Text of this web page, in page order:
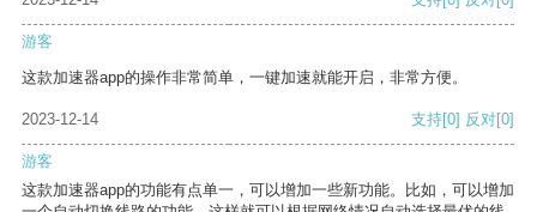
游客
这款加速器app的操作非常简单，一键加速就能开启，非常方便。
2023-12-14 支持[0] 反对[0]
游客
这款加速器app的功能有点单一，可以增加一些新功能。比如，可以增加